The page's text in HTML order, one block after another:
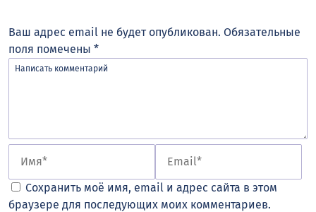
Ваш адрес email не будет опубликован. Обязательные
поля помечены *
Сохранить моё имя, email и адрес сайта в этом
браузере для последующих моих комментариев.